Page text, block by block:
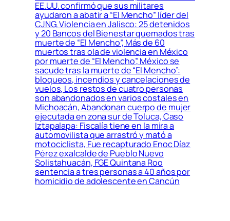
EE.UU. confirmó que sus militares
ayudaron a abatir a “El Mencho” líder del
CJNG, Violencia en Jalisco: 25 detenidos
y 20 Bancos del Bienestar quemados tras
muerte de “El Mencho”, Más de 60
muertos tras ola de violencia en México
por muerte de “El Mencho”, México se
sacude tras la muerte de “El Mencho”:
bloqueos, incendios y cancelaciones de
vuelos, Los restos de cuatro personas
son abandonados en varios costales en
Michoacán, Abandonan cuerpo de mujer
ejecutada en zona sur de Toluca, Caso
Iztapalapa: Fiscalía tiene en la mira a
automovilista que arrastró y mató a
motociclista, Fue recapturado Enoc Díaz
Pérez exalcalde de Pueblo Nuevo
Solistahuacán, FGE Quintana Roo
sentencia a tres personas a 40 años por
homicidio de adolescente en Cancún